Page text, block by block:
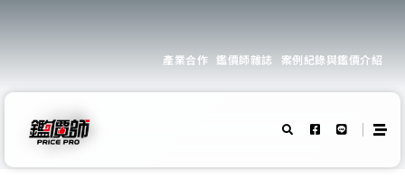
產業合作 鑑價師雜誌 案例紀錄與鑑價介紹